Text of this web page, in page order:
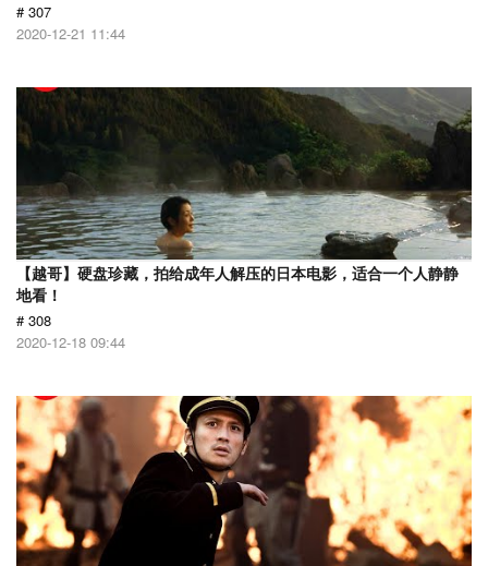
# 307
2020-12-21 11:44
【越哥】硬盘珍藏，拍给成年人解压的日本电影，适合一个人静静
地看！
# 308
2020-12-18 09:44